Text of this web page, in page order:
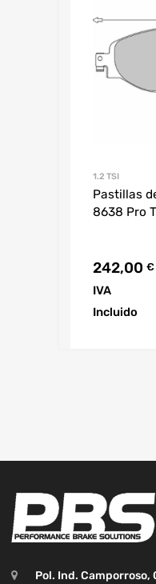
1.2 TSI
Pastillas
8638 Pro
242,00 €
IVA
Incluido
Pol. Ind. Camporroso,